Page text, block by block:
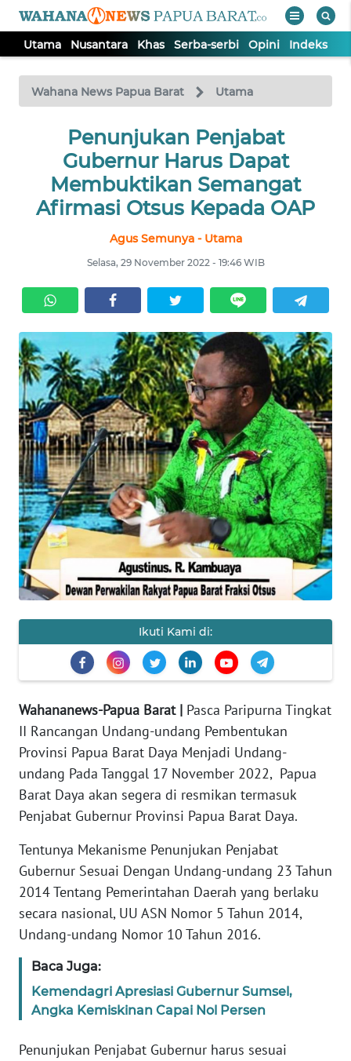
Utama Nusantara Khas Serba-serbi Opini Indeks
Wahana News Papua Barat Utama
Penunjukan Penjabat
Gubernur Harus Dapat
Membuktikan Semangat
Afirmasi Otsus Kepada OAP
Agus Semunya - Utama
Selasa, 29 November 2022 - 19:46 WIB
Ikuti Kami di:
Wahananews-Papua Barat | Pasca Paripurna Tingkat
II Rancangan Undang-undang Pembentukan
Provinsi Papua Barat Daya Menjadi Undang-
undang Pada Tanggal 17 November 2022, Papua
Barat Daya akan segera di resmikan termasuk
Penjabat Gubernur Provinsi Papua Barat Daya.
Tentunya Mekanisme Penunjukan Penjabat
Gubernur Sesuai Dengan Undang-undang 23 Tahun
2014 Tentang Pemerintahan Daerah yang berlaku
secara nasional, UU ASN Nomor 5 Tahun 2014,
Undang-undang Nomor 10 Tahun 2016.
Baca Juga:
Kemendagri Apresiasi Gubernur Sumsel,
Angka Kemiskinan Capai Nol Persen
Penunjukan Penjabat Gubernur harus sesuai
TV
Tutup
NUSANTARA
SERBI
OPINI
Informasi
INDEKS
BERITA
KONTAK
KAMI
INFO
IKLAN
TENTANG
KAMI
REDAKSI
KARIR
DISCLAIMER
News
Regional
SUMUT
WN
WN